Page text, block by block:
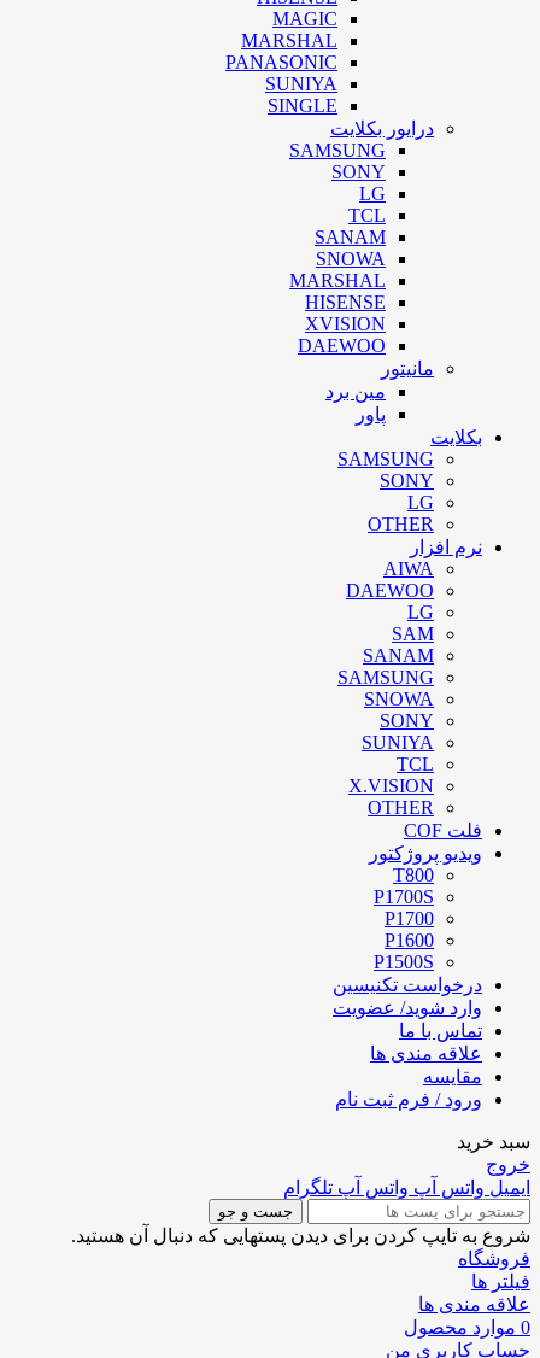
MAGIC
MARSHAL
PANASONIC
SUNIYA
SINGLE
درایور بکلایت
SAMSUNG
SONY
LG
TCL
SANAM
SNOWA
MARSHAL
HISENSE
XVISION
DAEWOO
مانیتور
مین برد
پاور
بکلایت
SAMSUNG
SONY
LG
OTHER
نرم افزار
AIWA
DAEWOO
LG
SAM
SANAM
SAMSUNG
SNOWA
SONY
SUNIYA
TCL
X.VISION
OTHER
فلت COF
ویدیو پروژکتور
T800
P1700S
P1700
P1600
P1500S
درخواست تکنیسین
وارد شوید/ عضویت
تماس با ما
علاقه مندی ها
مقایسه
ورود / فرم ثبت نام
سبد خرید
خروج
ایمیل واتس آپ واتس آپ تلگرام
جست و جو
شروع به تایپ کردن برای دیدن پستهایی که دنبال آن هستید.
فروشگاه
فیلتر ها
علاقه مندی ها
0 موارد محصول
حساب کاربری من